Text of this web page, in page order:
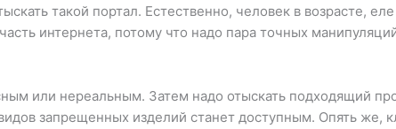
такой портал. Естественно, человек в возрасте,
интернета, потому что надо пара точных
или нереальным. Затем надо отыскать подходящий
запрещенных изделий станет доступным. Опять